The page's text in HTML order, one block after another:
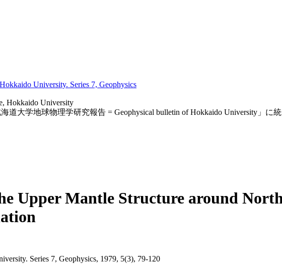
University. Series 7, Geophysics
Hokkaido University
道大学地球物理学研究報告 = Geophysical bulletin of Hokkaido University」に
Upper Mantle Structure around
Series 7, Geophysics, 1979, 5(3), 79-120